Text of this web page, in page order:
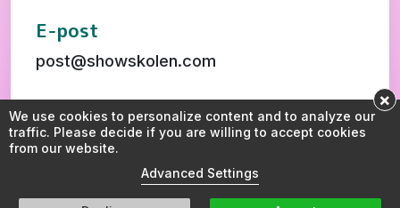
We use cookies to personalize content and to analyze our
traffic. Please decide if you are willing to accept cookies
from our website.
Advanced Settings
×
E-post
post@showskolen.com
Adresse
Showskolen AS